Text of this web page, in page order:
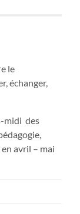
le
échanger,
midi des
avril – mai